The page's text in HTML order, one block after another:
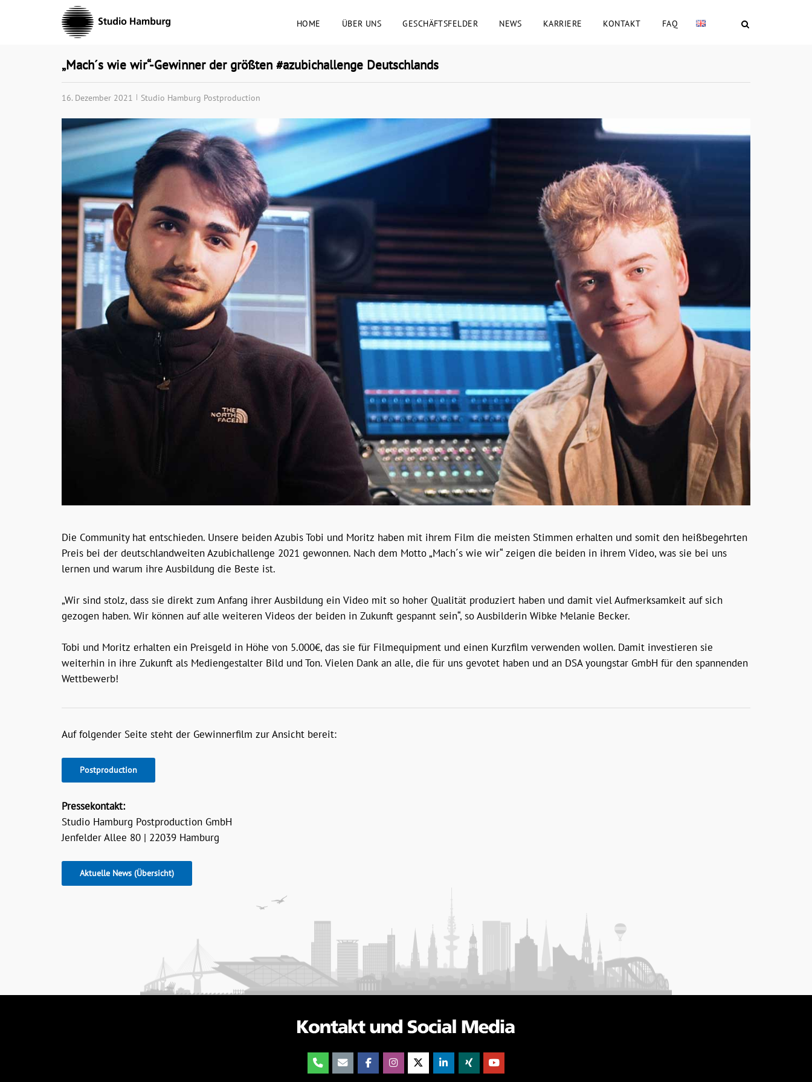
HOME ÜBER UNS GESCHÄFTSFELDER NEWS KARRIERE KONTAKT FAQ
„Mach´s wie wir“-Gewinner der größten #azubichallenge Deutschlands
16. Dezember 2021 Studio Hamburg Postproduction
Die Community hat entschieden. Unsere beiden Azubis Tobi und Moritz haben mit ihrem Film die meisten Stimmen erhalten und somit den heißbegehrten
Preis bei der deutschlandweiten Azubichallenge 2021 gewonnen. Nach dem Motto „Mach´s wie wir“ zeigen die beiden in ihrem Video, was sie bei uns
lernen und warum ihre Ausbildung die Beste ist.
„Wir sind stolz, dass sie direkt zum Anfang ihrer Ausbildung ein Video mit so hoher Qualität produziert haben und damit viel Aufmerksamkeit auf sich
gezogen haben. Wir können auf alle weiteren Videos der beiden in Zukunft gespannt sein“, so Ausbilderin Wibke Melanie Becker.
Tobi und Moritz erhalten ein Preisgeld in Höhe von 5.000€, das sie für Filmequipment und einen Kurzfilm verwenden wollen. Damit investieren sie
weiterhin in ihre Zukunft als Mediengestalter Bild und Ton. Vielen Dank an alle, die für uns gevotet haben und an DSA youngstar GmbH für den spannenden
Wettbewerb!
Auf folgender Seite steht der Gewinnerfilm zur Ansicht bereit:
Postproduction
Pressekontakt:
Studio Hamburg Postproduction GmbH
Jenfelder Allee 80 | 22039 Hamburg
Aktuelle News (Übersicht)